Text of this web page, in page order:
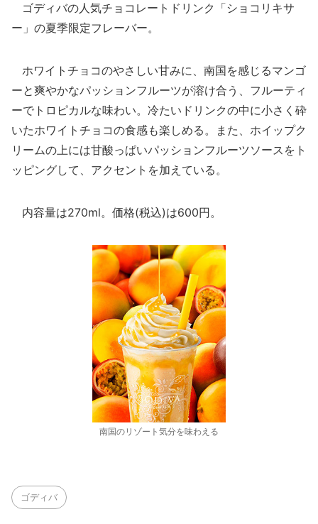
ゴディバの人気チョコレートドリンク「ショコリキサ
ー」の夏季限定フレーバー。
ホワイトチョコのやさしい甘みに、南国を感じるマンゴ
ーと爽やかなパッションフルーツが溶け合う、フルーティ
ーでトロピカルな味わい。冷たいドリンクの中に小さく砕
いたホワイトチョコの食感も楽しめる。また、ホイップク
リームの上には甘酸っぱいパッションフルーツソースをト
ッピングして、アクセントを加えている。
内容量は270ml。価格(税込)は600円。
南国のリゾート気分を味わえる
ゴディバ